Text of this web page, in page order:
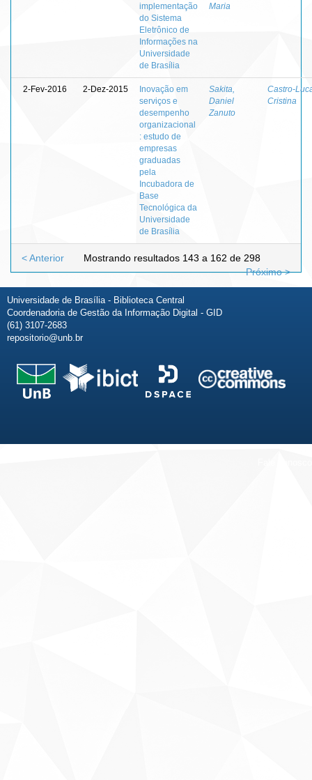
implementação
do Sistema
Eletrônico de
Informações na
Universidade
de Brasília
Maria
2-Fev-2016 2-Dez-2015
Inovação em
serviços e
desempenho
organizacional
: estudo de
empresas
graduadas
pela
Incubadora de
Base
Tecnológica da
Universidade
de Brasília
Sakita,
Daniel
Zanuto
Castro-
Cristina
Mostrando resultados 143 a 162 de 298
< Anterior
Próximo >
Universidade de Brasília - Biblioteca Central
Coordenadoria de Gestão da Informação Digital - GID
(61) 3107-2683
repositorio@unb.br